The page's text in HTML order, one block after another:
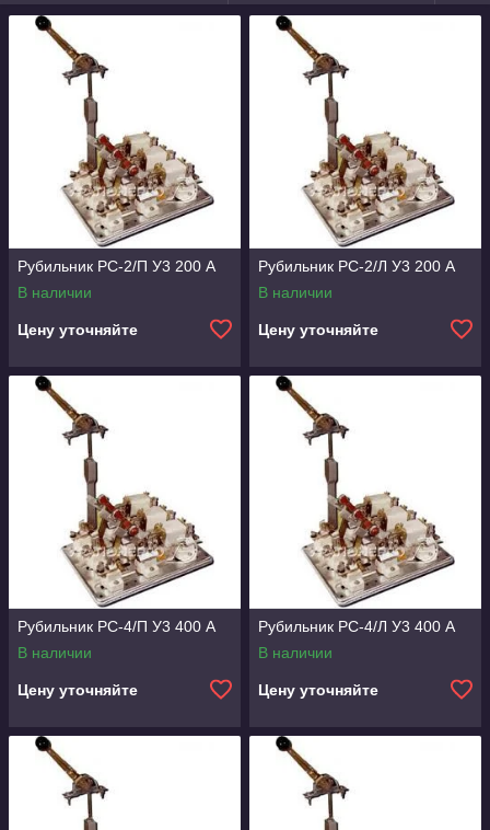
Рубильник РС-2/П У3 200 А
В наличии
Цену уточняйте
Рубильник РС-2/Л У3 200 А
В наличии
Цену уточняйте
Рубильник РС-4/П У3 400 А
В наличии
Цену уточняйте
Рубильник РС-4/Л У3 400 А
В наличии
Цену уточняйте